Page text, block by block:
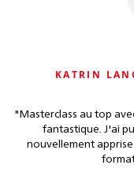
KATRIN
"Masterclass au top
fantastique. J'ai
nouvellement